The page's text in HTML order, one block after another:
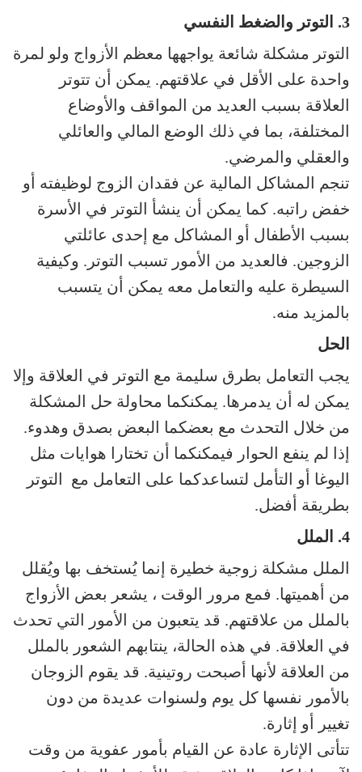
3. التوتر والضغط النفسي
التوتر مشكلة شائعة يواجهها معظم الأزواج ولو لمرة
واحدة على الأقل في علاقتهم. يمكن أن تتوتر
العلاقة بسبب العديد من المواقف والأوضاع
المختلفة، بما في ذلك الوضع المالي والعائلي
والعقلي والمرضي.
تنجم المشاكل المالية عن فقدان الزوج لوظيفته أو
خفض راتبه. كما يمكن أن ينشأ التوتر في الأسرة
بسبب الأطفال أو المشاكل مع إحدى عائلتي
الزوجين. فالعديد من الأمور تسبب التوتر. وكيفية
السيطرة عليه والتعامل معه يمكن أن يتسبب
بالمزيد منه.
الحل
يجب التعامل بطرق سليمة مع التوتر في العلاقة وإلا
يمكن له أن يدمرها. يمكنكما محاولة حل المشكلة
من خلال التحدث مع بعضكما البعض بصدق وهدوء.
إذا لم ينفع الحوار فيمكنكما أن تختارا هوايات مثل
اليوغا أو التأمل لتساعدكما على التعامل مع التوتر
بطريقة أفضل.
4. الملل
الملل مشكلة زوجية خطيرة إنما يُستخف بها ويُقلل
من أهميتها. فمع مرور الوقت ، يشعر بعض الأزواج
بالملل من علاقتهم. قد يتعبون من الأمور التي تحدث
في العلاقة. في هذه الحالة، ينتابهم الشعور بالملل
من العلاقة لأنها أصبحت روتينية. قد يقوم الزوجان
بالأمور نفسها كل يوم ولسنوات عديدة من دون
تغيير أو إثارة.
تتأتى الإثارة عادة عن القيام بأمور عفوية من وقت